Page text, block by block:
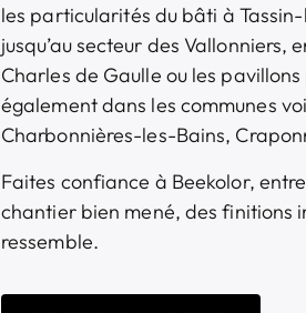
les particularités du bâti à
jusqu’au secteur des Vallonniers,
Charles de Gaulle ou les
également dans les communes
Charbonnières-les-Bains,
Faites confiance à Beekolor,
chantier bien mené, des finitions
ressemble.